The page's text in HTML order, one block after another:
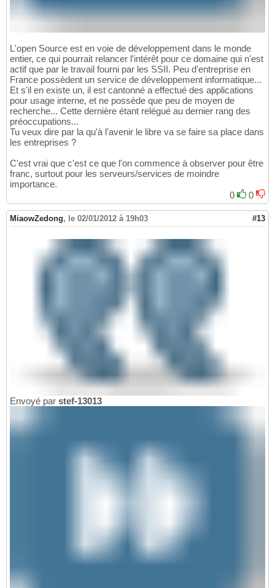
L'open Source est en voie de développement dans le monde
entier, ce qui pourrait relancer l'intérêt pour ce domaine qui n'est
actif que par le travail fourni par les SSII. Peu d'entreprise en
France possèdent un service de développement informatique...
Et s'il en existe un, il est cantonné a effectué des applications
pour usage interne, et ne possède que peu de moyen de
recherche... Cette dernière étant relégué au dernier rang des
préoccupations...
Tu veux dire par la qu'à l'avenir le libre va se faire sa place dans
les entreprises ?
C'est vrai que c'est ce que l'on commence à observer pour être
franc, surtout pour les serveurs/services de moindre
importance.
0
0
MiaowZedong, le 02/01/2012 à 19h03 #13
Envoyé par stef-13013